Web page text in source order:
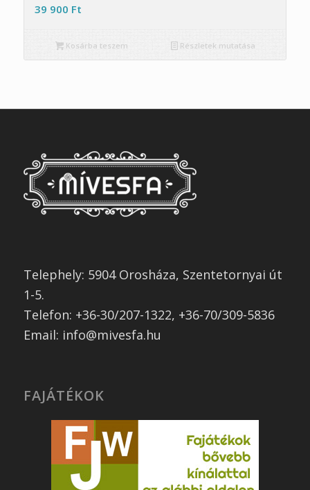
39 900 Ft
Kosárba teszem Részletek mutatása
Telephely: 5904 Orosháza, Szentetornyai út
1-5.
Telefon: +36-30/207-1322, +36-70/309-5836
Email: info@mivesfa.hu
FAJÁTÉKOK